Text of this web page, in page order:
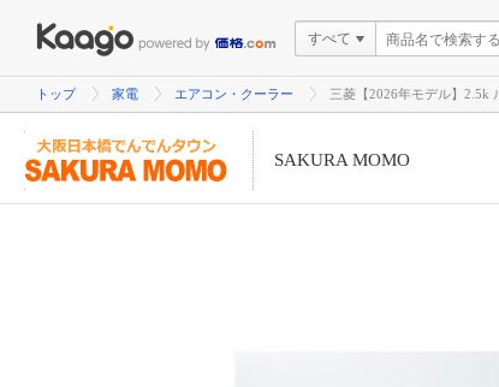
すべて
トップ 家電 エアコン・クーラー 三菱【2026年モデル】2.5k
SAKURA MOMO